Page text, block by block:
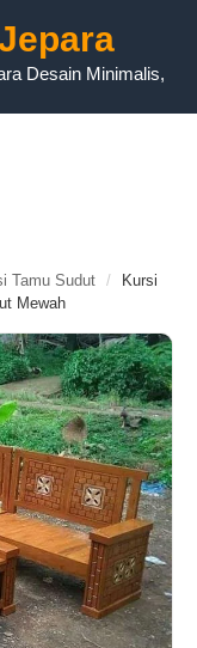
Desain Minimalis,
Tamu Sudut /
Kursi
Mewah